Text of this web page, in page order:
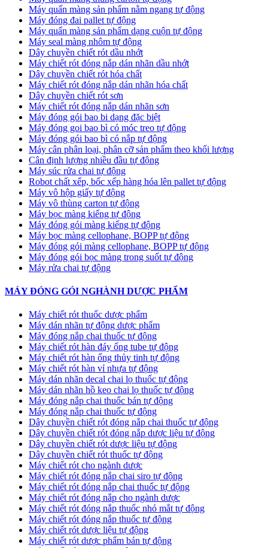
Máy quấn màng sản phẩm nằm ngang tự động
Máy đóng đai pallet tự động
Máy quấn màng sản phẩm dạng cuộn tự động
Máy seal màng nhôm tự động
Dây chuyền chiết rót dầu nhớt
Máy chiết rót đóng nắp dán nhãn dầu nhớt
Dây chuyền chiết rót hóa chất
Máy chiết rót đóng nắp dán nhãn hóa chất
Dây chuyền chiết rót sơn
Máy chiết rót đóng nắp dán nhãn sơn
Máy đóng gói bao bi dạng đặc biệt
Máy đóng goi bao bì có móc treo tự động
Máy đóng gói bao bì có nắp tự động
Máy cân phân loại, phân cỡ sản phẩm theo khối lượng
Cân định lượng nhiều đầu tự động
Máy súc rửa chai tự động
Robot chất xếp, bốc xếp hàng hóa lên pallet tự động
Máy vô hộp giấy tự động
Máy vô thùng carton tự động
Máy bọc màng kiếng tự động
Máy đóng gói màng kiếng tự động
Máy bọc màng cellophane, BOPP tự động
Máy đóng gói màng cellophane, BOPP tự động
Máy đóng gói bọc màng trong suốt tự động
Máy rửa chai tự động
MÁY ĐÓNG GÓI NGHÀNH DƯỢC PHẨM
Máy chiết rót thuốc dược phẩm
Máy dán nhãn tự động dược phẩm
Máy đóng nắp chai thuốc tự động
Máy chiết rót hàn đáy ống tube tự động
Máy chiết rót hàn ống thủy tinh tự động
Máy chiết rót hàn vỉ nhựa tự động
​Máy dán nhãn decal chai lọ thuốc tự động
Máy dán nhãn hồ keo chai lọ thuốc tự động
Máy đóng nắp chai thuốc bán tự động
Máy đóng nắp chai thuốc tự động
Dây chuyền chiết rót đóng nắp chai thuốc tự động
​Dây chuyền chiết rót đóng nắp dược liệu tự động
Dây chuyền chiết rót dược liệu tự động
​Dây chuyền chiết rót thuốc tự động
Máy chiết rót cho ngành dược
​Máy chiết rót đóng nắp chai siro tự động
​Máy chiết rót đóng nắp chai thuốc tự động
​Máy chiết rót đóng nắp cho ngành dược
​Máy chiết rót đóng nắp thuốc nhỏ mắt tự động
​Máy chiết rót đóng nắp thuốc tự động
​Máy chiết rót dược liệu tự động
Máy chiết rót dược phẩm bán tự động